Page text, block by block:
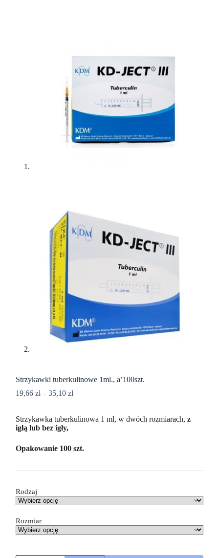
Strzykawki tuberkulinowe 1ml., a’100szt.
19,66 zł – 35,10 zł
Strzykawka tuberkulinowa 1 ml, w dwóch rozmiarach, z
igłą lub bez igły,
Opakowanie 100 szt.
Rodzaj
Rozmiar